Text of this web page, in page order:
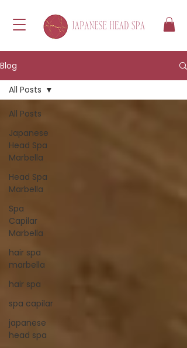
Blog
All Posts
Japanese
Head Spa
Marbella
Head Spa
Marbella
Spa
Capilar
Marbella
hair spa
marbella
hair spa
spa capilar
japanese
head spa
All Posts